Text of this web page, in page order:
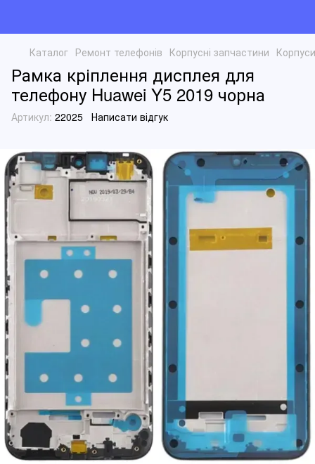
Каталог Ремонт телефонів Корпусні запчастини
Рамка кріплення дисплея для
телефону Huawei Y5 2019 чорна
Артикул: 22025 Написати відгук